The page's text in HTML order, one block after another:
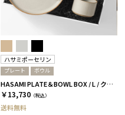
ハサミポーセリン
プレート ボウル
HASAMI PLATE＆BOWL BOX / L / クリア［ハサミポーセリン］
￥13,730 （税込）
送料無料